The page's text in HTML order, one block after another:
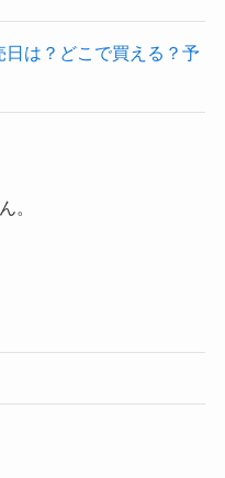
は？どこで買える？予
。